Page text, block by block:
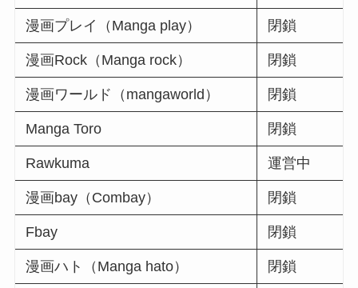
漫画プレイ（Manga play） 閉鎖
漫画Rock（Manga rock） 閉鎖
漫画ワールド（mangaworld） 閉鎖
Manga Toro 閉鎖
Rawkuma 運営中
漫画bay（Combay） 閉鎖
Fbay 閉鎖
漫画ハト（Manga hato） 閉鎖